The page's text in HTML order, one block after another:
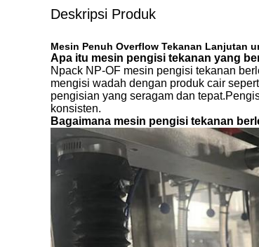
Deskripsi Produk
Mesin Penuh Overflow Tekanan Lanjutan
Apa itu mesin pengisi tekanan yang
Npack NP-OF mesin pengisi tekanan
mengisi wadah dengan produk cair
pengisian yang seragam dan
konsisten.
Bagaimana mesin pengisi tekanan